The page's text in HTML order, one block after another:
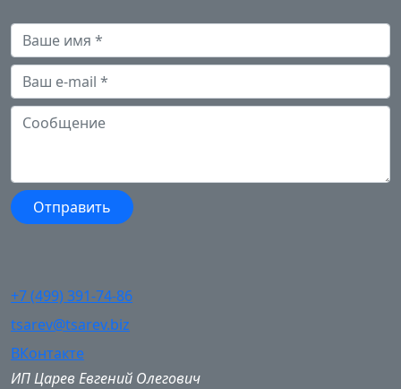
+7 (499) 391-74-86
tsarev@tsarev.biz
ВКонтакте
ИП Царев Евгений Олегович